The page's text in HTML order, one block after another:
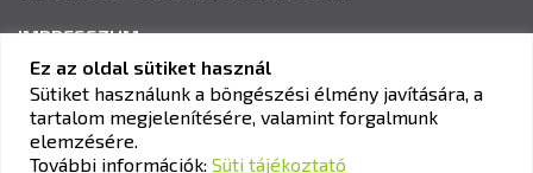
IMPRESSZUM
KAV KÖZLEKEDÉSI ALKALMASSÁGI ÉS VIZSGAKÖZPONT
Cím:1033 Budapest, Polgár utca 8-10.
Ez az oldal sütiket használ
Sütiket használunk a böngészési élmény javítására, a
tartalom megjelenítésére, valamint forgalmunk
elemzésére.
További információk: Süti tájékoztató